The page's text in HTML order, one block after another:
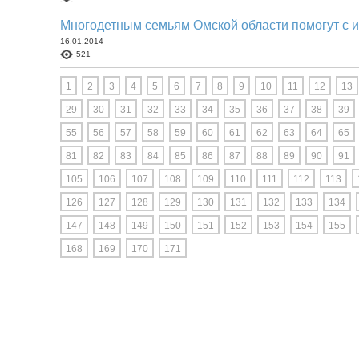
Многодетным семьям Омской области помогут с
16.01.2014
521
1 2 3 4 5 6 7 8 9 10 11 12 13
29 30 31 32 33 34 35 36 37 38 39
55 56 57 58 59 60 61 62 63 64 65
81 82 83 84 85 86 87 88 89 90 91
105 106 107 108 109 110 111 112 113
126 127 128 129 130 131 132 133 134
147 148 149 150 151 152 153 154 155
168 169 170 171